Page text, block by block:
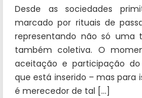
Desde as sociedades
marcado por rituais de
representando não só uma
também coletiva. O
aceitação e participação
que está inserido – mas para
é merecedor de tal […]